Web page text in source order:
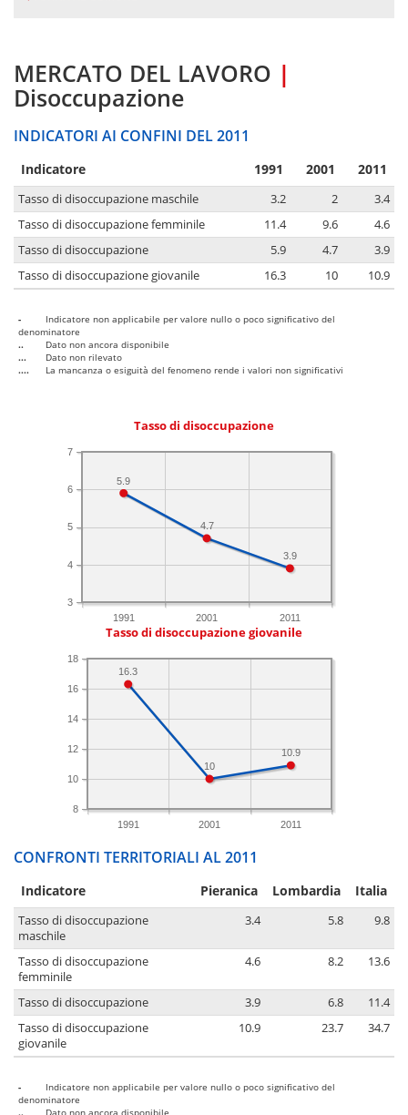
MERCATO DEL LAVORO |
Disoccupazione
INDICATORI AI CONFINI DEL 2011
Indicatore 1991 2001 2011
Tasso di disoccupazione maschile 3.2 2
3.4
Tasso di disoccupazione femminile
11.4 9.6
4.6
Tasso di disoccupazione
5.9 4.7
3.9
Tasso di disoccupazione giovanile
16.3 10 10.9
-
Indicatore non applicabile per valore nullo o poco significativo del
denominatore
..
Dato non ancora disponibile
...
Dato non rilevato
....
La mancanza o esiguità del fenomeno rende i valori non significativi
Tasso di disoccupazione
1991 2001 2011
3
4
5
6
7
3.9
4.7
5.9
Tasso di disoccupazione giovanile
1991 2001 2011
8
10
12
14
16
18
10.9
10
16.3
CONFRONTI TERRITORIALI AL 2011
Indicatore Pieranica Lombardia Italia
Tasso di disoccupazione
maschile
3.4 5.8 9.8
Tasso di disoccupazione
femminile
4.6 8.2 13.6
Tasso di disoccupazione 3.9 6.8
11.4
Tasso di disoccupazione
giovanile
10.9 23.7 34.7
-
Indicatore non applicabile per valore nullo o poco significativo del
denominatore